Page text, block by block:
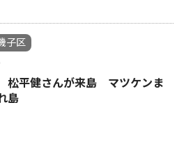
子区
松平健さんが来島 マツケンま
島